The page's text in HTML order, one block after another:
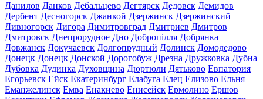
Данилов Данков Дебальцево Дегтярск Дедовск Демидов
Дербент Десногорск Джанкой Дзержинск Дзержинский
Дивногорск Дигора Димитровград Дмитриев Дмитров
Дмитровск Днепрорудное Дно Добропілля Добрянка
Довжанск Докучаевск Долгопрудный Долинск Домодедово
Донецк Донецк Донской Дорогобуж Дрезна Дружковка Дубна
Дубовка Дудинка Духовщина Дюртюли Дятьково Евпатория
Егорьевск Ейск Екатеринбург Елабуга Елец Елизово Ельня
Еманжелинск Емва Енакиево Енисейск Ермолино Ершов